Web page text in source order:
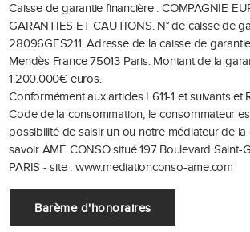
Caisse de garantie financière : COMPAGNIE
GARANTIES ET CAUTIONS. N° de caisse de
28096GES211. Adresse de la caisse de
Mendès France 75013 Paris. Montant de la
1.200.000€ euros.
Conformément aux articles L611-1 et suivants et
Code de la consommation, le consommateur
possibilité de saisir un ou notre médiateur de
savoir AME CONSO situé 197 Boulevard Saint-
PARIS - site : www.mediationconso-ame.com
Barème d'honoraires